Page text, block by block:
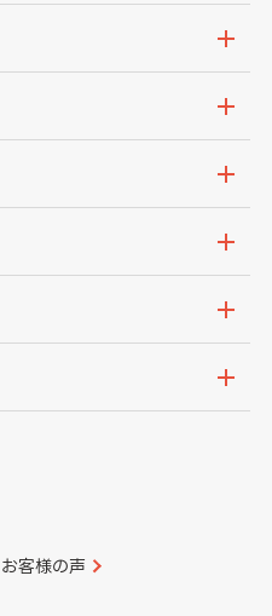
愛媛県
宮崎県
お客様の声